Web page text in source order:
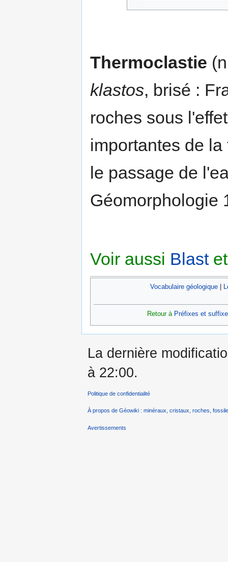
Thermoclastie
klastos, brisé :
roches sous
importantes de
le passage de
Géomorphologie
Voir aussi Blast
Vocabulaire géologique|
Retour à Préfixes et
La dernière
à 22:00.
Politique de confidentialité
À propos de Géowiki : minéraux, cristaux, roches,
Avertissements